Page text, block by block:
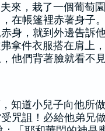
來，栽了一個葡萄園
在帳篷裡赤著身子。
身，就到外邊告訴他
拿件衣服搭在肩上
他們背著臉就看不
知道小兒子向他所
咒詛！必給他弟兄